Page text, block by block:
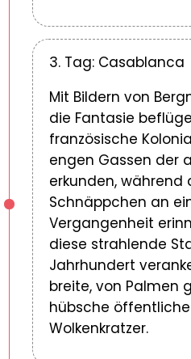
3. Tag: Casablanca
Mit Bildern von
die Fantasie
französische
engen Gassen der
erkunden, während
Schnäppchen an
Vergangenheit
diese strahlende
Jahrhundert
breite, von Palmen
hübsche
Wolkenkratzer.